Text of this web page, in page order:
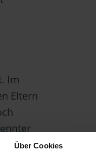
Über Cookies
Im
Eltern